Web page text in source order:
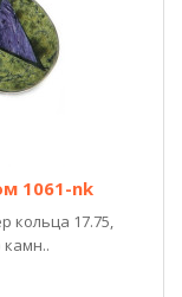
1061-nk
кольца 17.75,
камн..